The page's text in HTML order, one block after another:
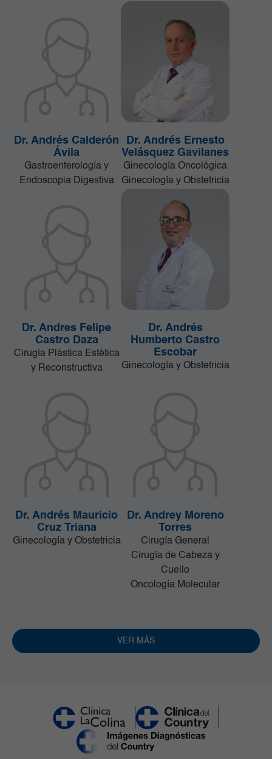
Dr. Andrés Calderón
Ávila
Gastroenterología y
Endoscopia Digestiva
Dr. Andrés Ernesto
Velásquez Gavilanes
Ginecología Oncológica
Ginecología y Obstetricia
Dr. Andres Felipe
Castro Daza
Cirugía Plástica Estética
y Reconstructiva
Dr. Andrés
Humberto Castro
Escobar
Ginecología y Obstetricia
Dr. Andrés Mauricio
Cruz Triana
Ginecología y Obstetricia
Dr. Andrey Moreno
Torres
Cirugía General
Cirugía de Cabeza y
Cuello
Oncología Molecular
VER MÁS